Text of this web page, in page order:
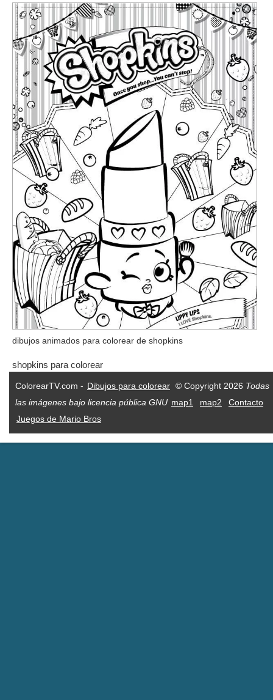
dibujos animados para colorear de shopkins
shopkins para colorear
ColorearTV.com - Dibujos para colorear © Copyright 2026 Todas
las imágenes bajo licencia pública GNU map1 map2
Contacto
Juegos de Mario Bros